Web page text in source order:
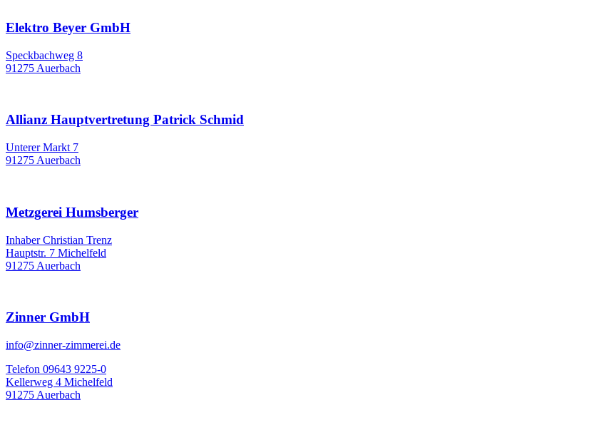
Elektro Beyer GmbH
Speckbachweg 8
91275 Auerbach
Allianz Hauptvertretung Patrick Schmid
Unterer Markt 7
91275 Auerbach
Metzgerei Humsberger
Inhaber Christian Trenz
Hauptstr. 7 Michelfeld
91275 Auerbach
Zinner GmbH
info@zinner-zimmerei.de
Telefon 09643 9225-0
Kellerweg 4 Michelfeld
91275 Auerbach